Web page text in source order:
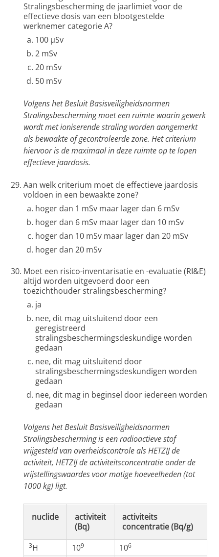
Stralingsbescherming de jaarlimiet voor de
effectieve dosis van een blootgestelde
werknemer categorie A?
100 μSv
2 mSv
20 mSv
50 mSv
Volgens het Besluit Basisveiligheidsnormen
Stralingsbescherming moet een ruimte waarin gewerk
wordt met ioniserende straling worden aangemerkt
als bewaakte of gecontroleerde zone. Het criterium
hiervoor is de maximaal in deze ruimte op te lopen
effectieve jaardosis.
Aan welk criterium moet de effectieve jaardosis
voldoen in een bewaakte zone?
hoger dan 1 mSv maar lager dan 6 mSv
hoger dan 6 mSv maar lager dan 10 mSv
hoger dan 10 mSv maar lager dan 20 mSv
hoger dan 20 mSv
Moet een risico-inventarisatie en -evaluatie (RI&E)
altijd worden uitgevoerd door een
toezichthouder stralingsbescherming?
ja
nee, dit mag uitsluitend door een
geregistreerd
stralingsbeschermingsdeskundige worden
gedaan
nee, dit mag uitsluitend door
stralingsbeschermingsdeskundigen worden
gedaan
nee, dit mag in beginsel door iedereen worden
gedaan
Volgens het Besluit Basisveiligheidsnormen
Stralingsbescherming is een radioactieve stof
vrijgesteld van overheidscontrole als HETZIJ de
activiteit, HETZIJ de activiteitsconcentratie onder de
vrijstellingswaardes voor matige hoeveelheden (tot
1000 kg) ligt.
nuclide
activiteit
(Bq)
activiteits
concentratie (Bq/g)
3H 109 106